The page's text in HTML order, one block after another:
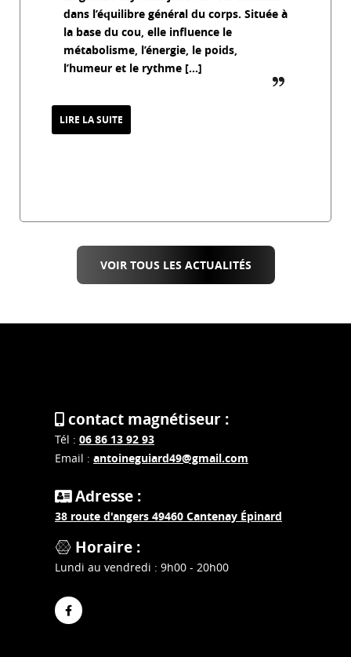
dans l’équilibre général du corps. Située à
la base du cou, elle influence le
métabolisme, l’énergie, le poids,
l’humeur et le rythme […]
LIRE LA SUITE
VOIR TOUS LES ACTUALITÉS
contact magnétiseur :
Tél : 06 86 13 92 93
Email : antoineguiard49@gmail.com
Adresse :
38 route d'angers 49460 Cantenay Épinard
Horaire :
Lundi au vendredi : 9h00 - 20h00